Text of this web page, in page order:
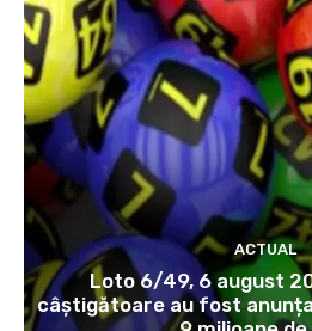
ACTUAL
Loto 6/49, 6 august
câștigătoare au fost